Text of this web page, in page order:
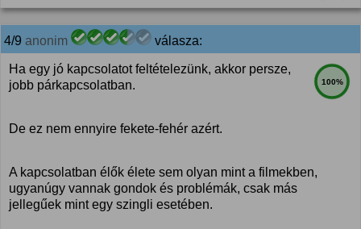
4/9 anonim válasza:
100%
Ha egy jó kapcsolatot feltételezünk, akkor persze,
jobb párkapcsolatban.
De ez nem ennyire fekete-fehér azért.
A kapcsolatban élők élete sem olyan mint a filmekben,
ugyanúgy vannak gondok és problémák, csak más
jellegűek mint egy szingli esetében.